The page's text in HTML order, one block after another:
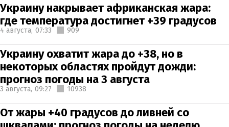
Украину накрывает африканская жара:
где температура достигнет +39 градусов
4 августа, 07:33 909
Украину охватит жара до +38, но в
некоторых областях пройдут дожди:
прогноз погоды на 3 августа
3 августа, 09:27 10938
От жары +40 градусов до ливней со